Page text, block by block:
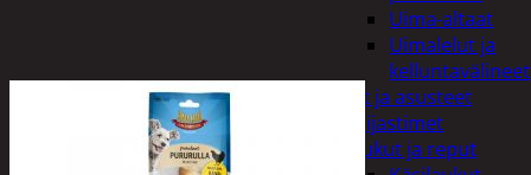
Uima-altaat
Uimalelut ja
kelluntavälineet
Vaatteet ja asusteet
Heijastimet
Laukut ja reput